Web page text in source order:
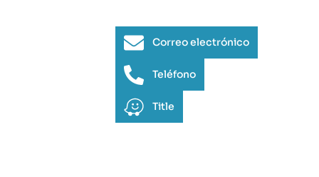
Correo electrónico
Teléfono
Title